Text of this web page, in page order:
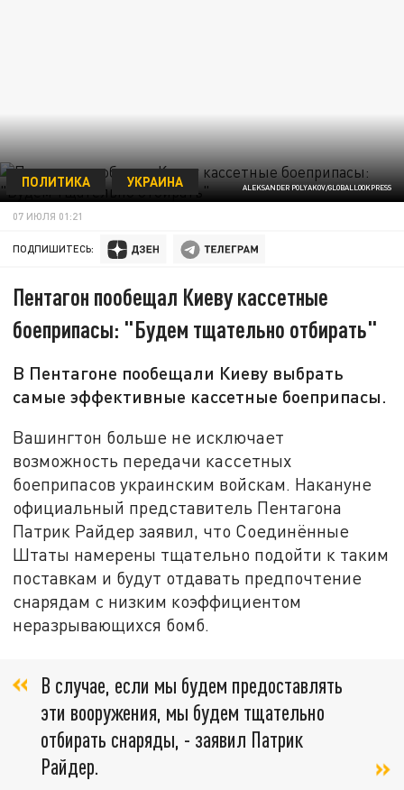
ALEKSANDER POLYAKOV/GLOBALLOOKPRESS
ПОЛИТИКА УКРАИНА
07 ИЮЛЯ 01:21
ПОДПИШИТЕСЬ:
Пентагон пообещал Киеву кассетные
боеприпасы: "Будем тщательно отбирать"
В Пентагоне пообещали Киеву выбрать
самые эффективные кассетные боеприпасы.
Вашингтон больше не исключает
возможность передачи кассетных
боеприпасов украинским войскам. Накануне
официальный представитель Пентагона
Патрик Райдер заявил, что Соединённые
Штаты намерены тщательно подойти к таким
поставкам и будут отдавать предпочтение
снарядам с низким коэффициентом
неразрывающихся бомб.
В случае, если мы будем предоставлять
эти вооружения, мы будем тщательно
отбирать снаряды, - заявил Патрик
Райдер.